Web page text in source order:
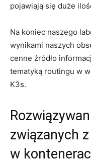
pojawiają ⁣się duże
Na koniec​ naszego
wynikami⁣ naszych
cenne⁢ źródło
⁤tematyką routingu‍ w
K3s.
związanych
w